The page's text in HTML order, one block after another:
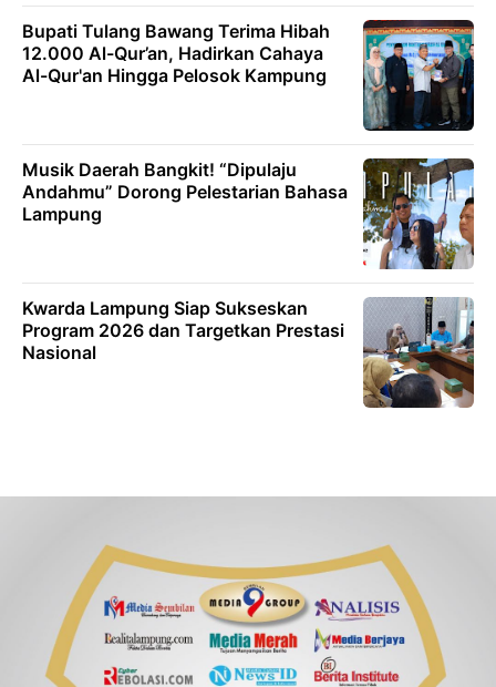
Bupati Tulang Bawang Terima Hibah
12.000 Al-Qur’an, Hadirkan Cahaya
Al-Qur'an Hingga Pelosok Kampung
Musik Daerah Bangkit! “Dipulaju
Andahmu” Dorong Pelestarian Bahasa
Lampung
Kwarda Lampung Siap Sukseskan
Program 2026 dan Targetkan Prestasi
Nasional